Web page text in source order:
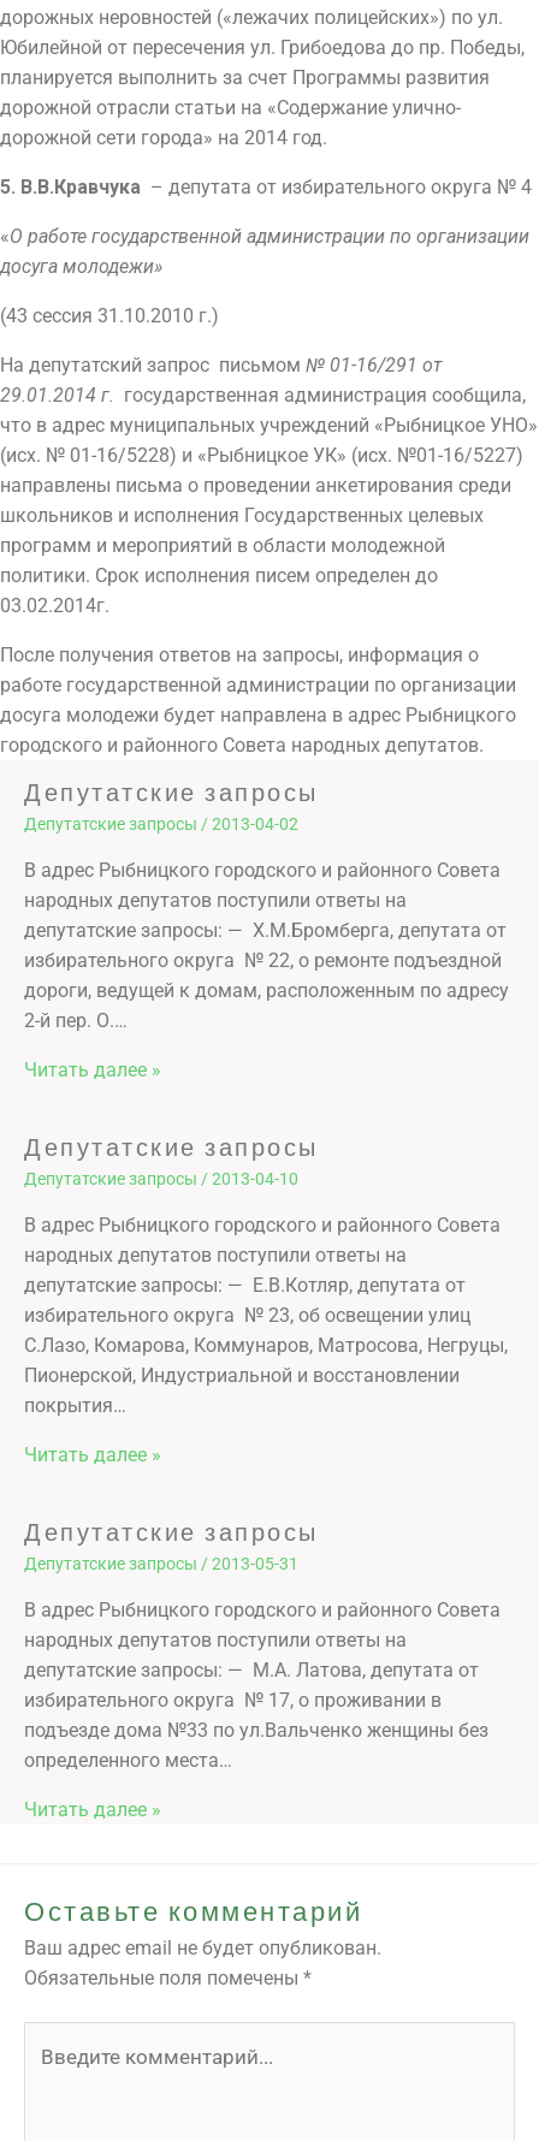
дорожных неровностей («лежачих полицейских») по ул.
Юбилейной от пересечения ул. Грибоедова до пр. Победы,
планируется выполнить за счет Программы развития
дорожной отрасли статьи на «Содержание улично-
дорожной сети города» на 2014 год.
5. В.В.Кравчука – депутата от избирательного округа № 4
«О работе государственной администрации по организации
досуга молодежи»
(43 сессия 31.10.2010 г.)
На депутатский запрос письмом № 01-16/291 от
29.01.2014 г. государственная администрация сообщила,
что в адрес муниципальных учреждений «Рыбницкое УНО»
(исх. № 01-16/5228) и «Рыбницкое УК» (исх. №01-16/5227)
направлены письма о проведении анкетирования среди
школьников и исполнения Государственных целевых
программ и мероприятий в области молодежной
политики. Срок исполнения писем определен до
03.02.2014г.
После получения ответов на запросы, информация о
работе государственной администрации по организации
досуга молодежи будет направлена в адрес Рыбницкого
городского и районного Совета народных депутатов.
Депутатские запросы
Депутатские запросы /2013-04-02
В адрес Рыбницкого городского и районного Совета
народных депутатов поступили ответы на
депутатские запросы: — Х.М.Бромберга, депутата от
избирательного округа № 22, о ремонте подъездной
дороги, ведущей к домам, расположенным по адресу
2-й пер. О.…
Читать далее »
Депутатские запросы
Депутатские запросы /2013-04-10
В адрес Рыбницкого городского и районного Совета
народных депутатов поступили ответы на
депутатские запросы: — Е.В.Котляр, депутата от
избирательного округа № 23, об освещении улиц
С.Лазо, Комарова, Коммунаров, Матросова, Негруцы,
Пионерской, Индустриальной и восстановлении
покрытия…
Читать далее »
Депутатские запросы
Депутатские запросы /2013-05-31
В адрес Рыбницкого городского и районного Совета
народных депутатов поступили ответы на
депутатские запросы: — М.А. Латова, депутата от
избирательного округа № 17, о проживании в
подъезде дома №33 по ул.Вальченко женщины без
определенного места…
Читать далее »
Оставьте комментарий
Ваш адрес email не будет опубликован.
Обязательные поля помечены *